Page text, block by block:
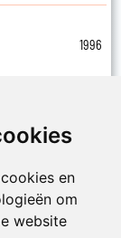
en
om
website
1996